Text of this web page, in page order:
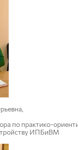
по практико-
ИПБиВМ